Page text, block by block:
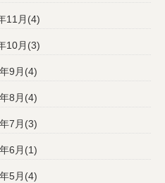
11月(4)
10月(3)
9月(4)
8月(4)
7月(3)
6月(1)
5月(4)